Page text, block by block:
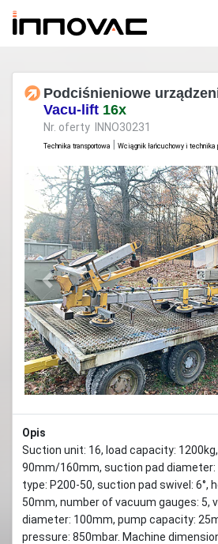
Podciśnieniowe
Vacu-lift 16x
Nr. oferty INNO30231
Technika transportowa Wciągnik łańcuchowy i technika
Previous
Opis
Suction unit: 16, load capacity:
90mm/160mm, suction pad
type: P200-50, suction pad swivel: 6°,
50mm, number of vacuum gauges: 5,
diameter: 100mm, pump capacity:
pressure: 850mbar. Machine